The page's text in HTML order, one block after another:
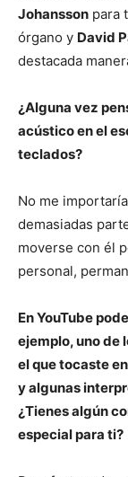
Johansson para
órgano y David
destacada
¿Alguna vez
acústico en el
teclados?
No me
demasiadas
moverse con él
personal,
En YouTube
ejemplo, uno de
el que tocaste
y algunas
¿Tienes algún
especial para ti?